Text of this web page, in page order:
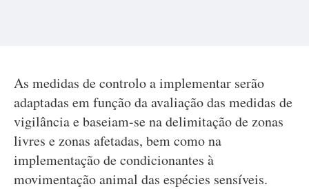
As medidas de controlo a implementar serão
adaptadas em função da avaliação das medidas de
vigilância e baseiam-se na delimitação de zonas
livres e zonas afetadas, bem como na
implementação de condicionantes à
movimentação animal das espécies sensíveis.